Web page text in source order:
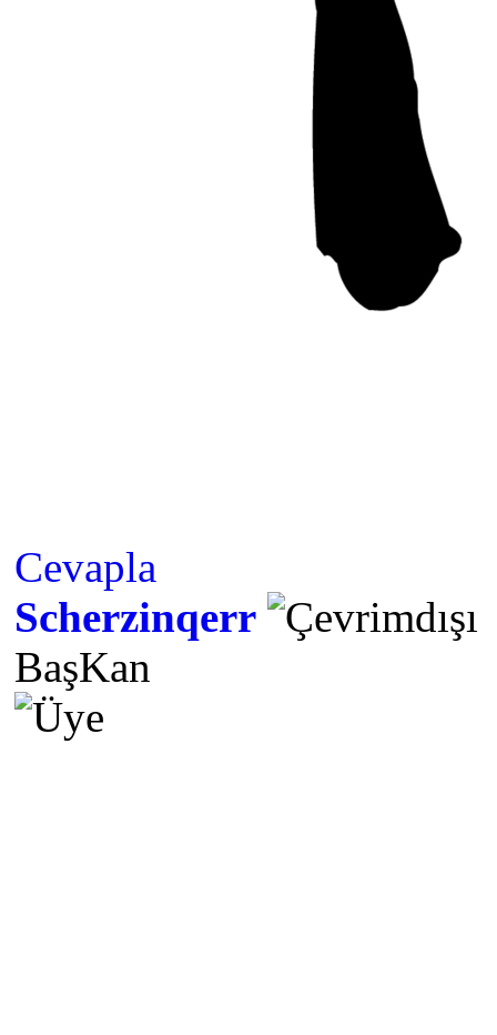
Cevapla
Scherzinqerr
BaşKan